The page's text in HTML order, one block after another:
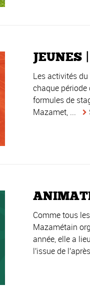
JEUNES
Les activités
chaque période
formules de
Mazamet, ...
Comme tous
Mazamétain
année, elle a
l'issue de